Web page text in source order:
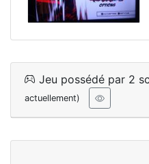
Jeu possédé par 2
actuellement)